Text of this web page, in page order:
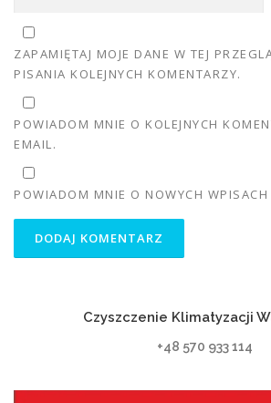
ZAPAMIĘTAJ MOJE DANE W TEJ
PISANIA KOLEJNYCH KOMENTARZY.
POWIADOM MNIE O KOLEJNYCH
EMAIL.
POWIADOM MNIE O NOWYCH
Czyszczenie Klimatyzacji
+48 570 933 114